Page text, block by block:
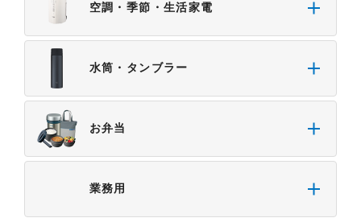
空調・季節・生活家電
水筒・タンブラー
お弁当
業務用